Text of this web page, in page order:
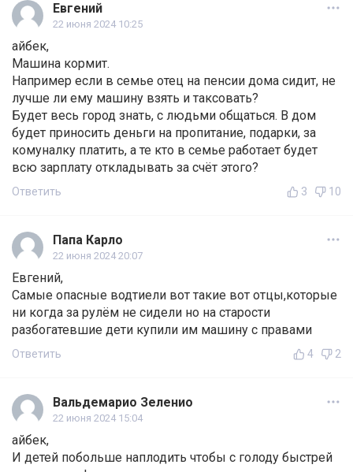
Евгений
22 июня 2024 10:25
айбек,
Машина кормит.
Например если в семье отец на пенсии дома сидит, не
лучше ли ему машину взять и таксовать?
Будет весь город знать, с людьми общаться. В дом
будет приносить деньги на пропитание, подарки, за
комуналку платить, а те кто в семье работает будет
всю зарплату откладывать за счёт этого?
Ответить 3 10
Папа Карло
22 июня 2024 20:07
Евгений,
Самые опасные водтиели вот такие вот отцы,которые
ни когда за рулём не сидели но на старости
разбогатевшие дети купили им машину с правами
Ответить 4 2
Вальдемарио Зеленио
22 июня 2024 15:04
айбек,
И детей побольше наплодить чтобы с голоду быстрей